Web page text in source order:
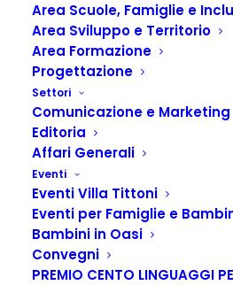
Area Scuole, Famiglie e
Area Sviluppo e Territorio
Area Formazione
Progettazione
Settori
Comunicazione e Marketing
Editoria
Affari Generali
Eventi
Eventi Villa Tittoni
Eventi per Famiglie e
Bambini in Oasi
Convegni
PREMIO CENTO LINGUAGGI
Home
Stripes Cooperativa Sociale
Sede legale:
Via Ghisolfa, 32